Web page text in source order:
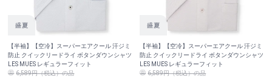
【半袖】【空冷】スーパーエアクール 汗ジミ
防止 クイックリードライ ボタンダウンシャツ
LES MUES レギュラーフィット
6,589円（税込）の品
【半袖】【空冷】スーパーエアクール 汗ジミ
防止 クイックリードライ ボタンダウンシャツ
LES MUES レギュラーフィット
6,589円（税込）の品